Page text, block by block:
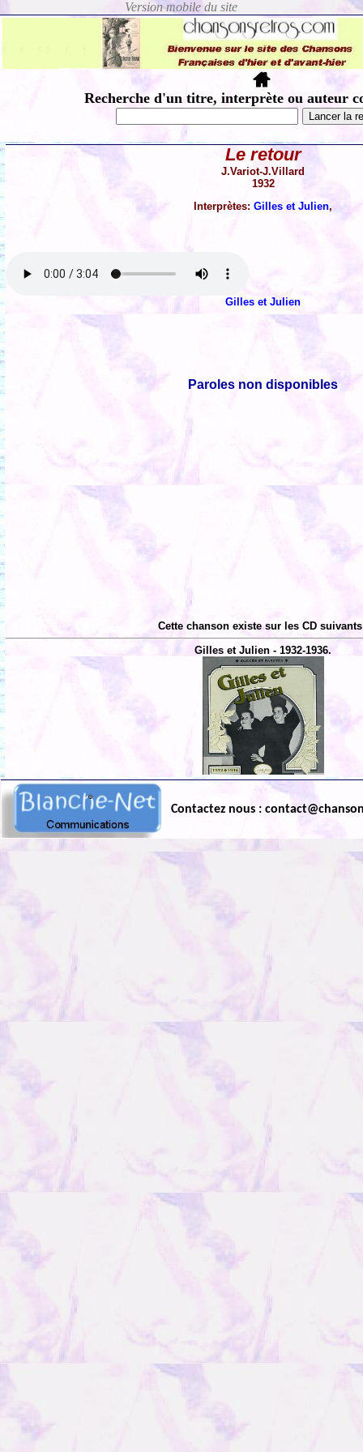
Recherche d'un titre, interprète ou auteur
Le retour
J.Variot-J.Villard
1932
Interprètes:Gilles et Julien,
Gilles et Julien
Paroles non disponibles
Cette chanson existe sur les CD
Gilles et Julien - 1932-1936.
Contactez nous :